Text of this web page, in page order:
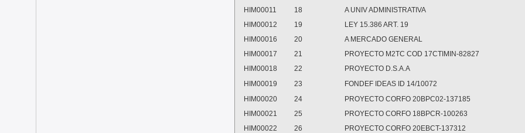
HIM00011
18
A UNIV ADMINISTRATIVA
HIM00012
19
LEY 15.386 ART. 19
HIM00016
20
A MERCADO GENERAL
HIM00017
21
PROYECTO M2TC COD 17CTIMIN-82827
HIM00018
22
PROYECTO D.S.A.A
HIM00019
23
FONDEF IDEAS ID 14/10072
HIM00020
24
PROYECTO CORFO 20BPC02-137185
HIM00021
25
PROYECTO CORFO 18BPCR-100263
HIM00022
26
PROYECTO CORFO 20EBCT-137312